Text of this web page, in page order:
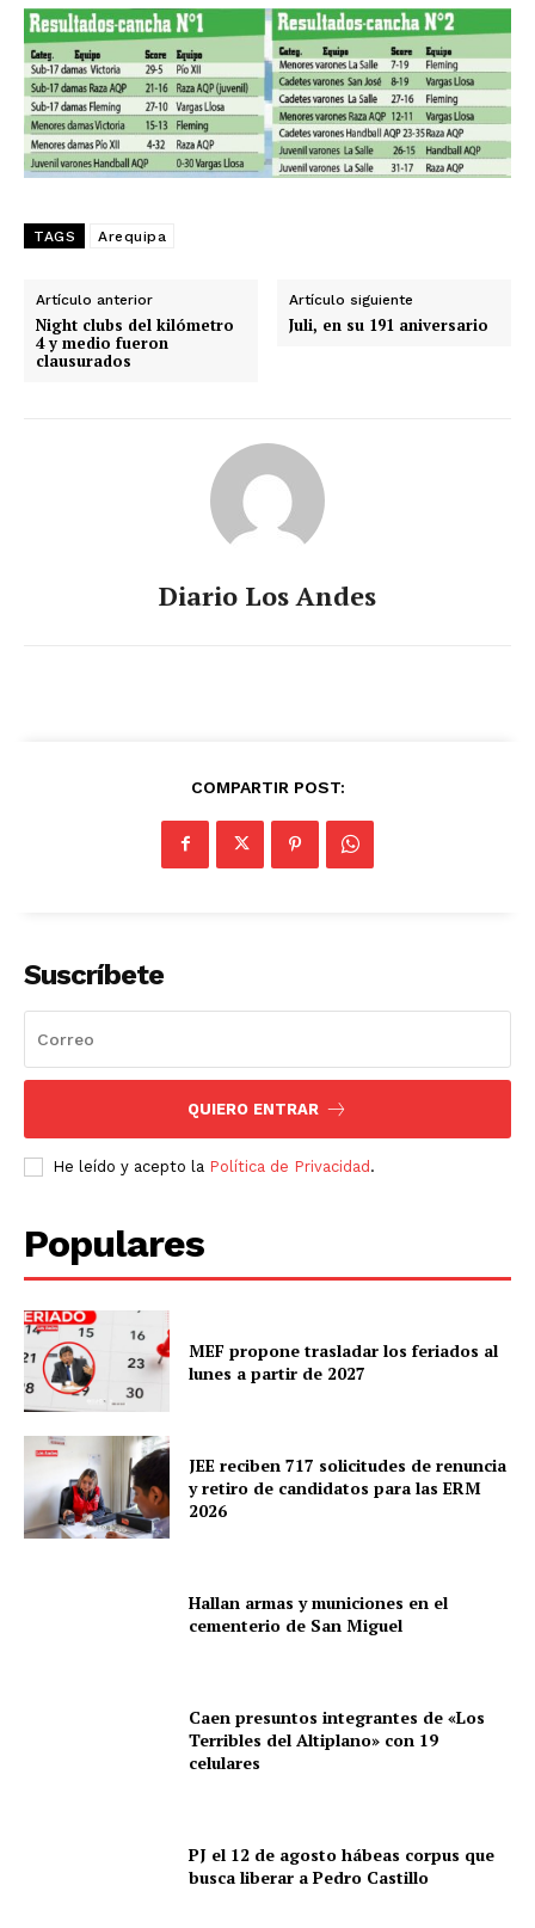
TAGS Arequipa
Artículo anterior
Night clubs del kilómetro
4 y medio fueron
clausurados
Artículo siguiente
Juli, en su 191 aniversario
Diario Los Andes
COMPARTIR POST:
Suscríbete
QUIERO ENTRAR
He leído y acepto la Política de Privacidad .
Populares
MEF propone trasladar los feriados al
lunes a partir de 2027
JEE reciben 717 solicitudes de renuncia
y retiro de candidatos para las ERM
2026
Hallan armas y municiones en el
cementerio de San Miguel
Caen presuntos integrantes de «Los
Terribles del Altiplano» con 19
celulares
PJ el 12 de agosto hábeas corpus que
busca liberar a Pedro Castillo